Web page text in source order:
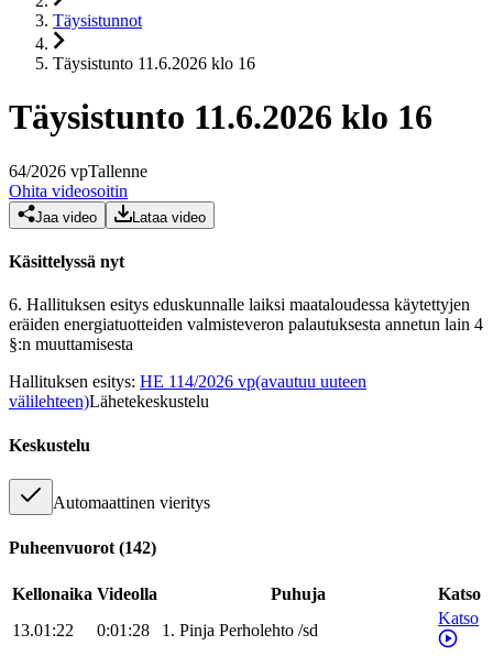
Täysistunnot
Täysistunto 11.6.2026 klo 16
Täysistunto 11.6.2026 klo 16
64/2026 vpTallenne
Ohita videosoitin
Jaa video Lataa video
Käsittelyssä nyt
6. Hallituksen esitys eduskunnalle laiksi maataloudessa käytettyjen
eräiden energiatuotteiden valmisteveron palautuksesta annetun lain 4
§:n muuttamisesta
Hallituksen esitys: HE 114/2026 vp(avautuu uuteen
välilehteen)Lähetekeskustelu
Keskustelu
Automaattinen vieritys
Puheenvuorot (142)
Kellonaika Videolla Puhuja
Katso
13.01:22
0:01:28 1. Pinja Perholehto /sd
Katso